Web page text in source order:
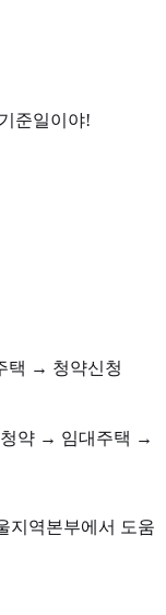
준일이야!
택 → 청약신청
약 → 임대주택 →
지역본부에서 도움